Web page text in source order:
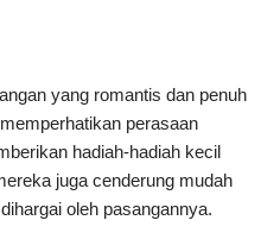
yang romantis dan penuh
perasaan
hadiah-hadiah kecil
juga cenderung mudah
oleh pasangannya.